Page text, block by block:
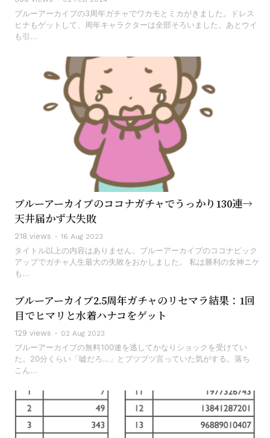
ブルーアーカイブの3周年ガチャでワカモとミカがきました。ドレス
ヒナもゲットして、周年キャラクターは全部そろいました。あとウイ
も引...
ブルーアーカイブのココナガチャでうっかり130連→
天井届かず大失敗
218 views 16 Aug 2023
タイトル以上の内容はありません。ブルーアーカイブのココナピック
アップでガチャ人生最大の失敗をおかしました。 私は勝利の女神ニケ
も...
ブルーアーカイブ2.5周年ガチャのリセマラ結果：1回
目でヒマリと水着ハナコをゲット
129 views 02 Aug 2023
ブルーアーカイブの無料100連を逃してかなりショックを受けてい
た。20分くらい「嘘だろ…」とブツブツ言っていた気がする。落ち
こん...